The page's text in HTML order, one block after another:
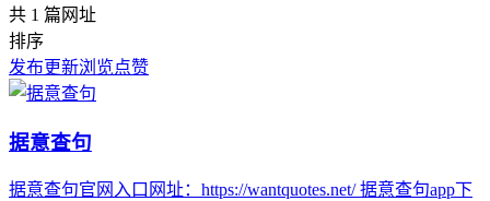
共 1 篇网址
排序
发布更新浏览点赞
据意查句
据意查句官网入口网址：https://wantquotes.net/ 据意查句app下